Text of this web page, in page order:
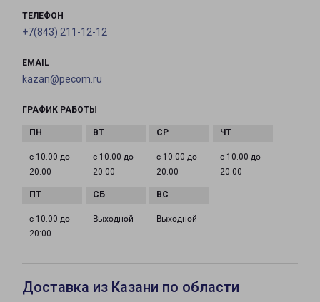
ТЕЛЕФОН
+7(843) 211-12-12
EMAIL
kazan@pecom.ru
ГРАФИК РАБОТЫ
с 10:00 до
20:00
с 10:00 до
20:00
с 10:00 до
20:00
с 10:00 до
20:00
с 10:00 до
20:00
Выходной Выходной
Доставка из Казани по области